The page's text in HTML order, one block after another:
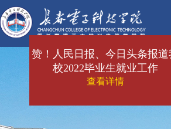
赞！人民日报、今日头条报道
校2022毕业生就业工作
查看详情